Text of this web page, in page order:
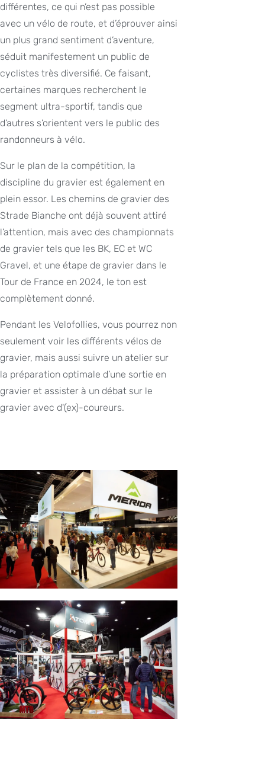
différentes, ce qui n’est pas possible
avec un vélo de route, et d’éprouver ainsi
un plus grand sentiment d’aventure,
séduit manifestement un public de
cyclistes très diversifié. Ce faisant,
certaines marques recherchent le
segment ultra-sportif, tandis que
d’autres s’orientent vers le public des
randonneurs à vélo.
Sur le plan de la compétition, la
discipline du gravier est également en
plein essor. Les chemins de gravier des
Strade Bianche ont déjà souvent attiré
l’attention, mais avec des championnats
de gravier tels que les BK, EC et WC
Gravel, et une étape de gravier dans le
Tour de France en 2024, le ton est
complètement donné.
Pendant les Velofollies, vous pourrez non
seulement voir les différents vélos de
gravier, mais aussi suivre un atelier sur
la préparation optimale d’une sortie en
gravier et assister à un débat sur le
gravier avec d'(ex)-coureurs.